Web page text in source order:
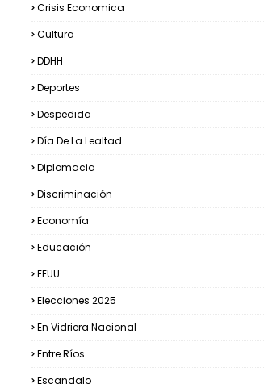
Crisis Economica
Cultura
DDHH
Deportes
Despedida
Día De La Lealtad
Diplomacia
Discriminación
Economía
Educación
EEUU
Elecciones 2025
En Vidriera Nacional
Entre Ríos
Escandalo